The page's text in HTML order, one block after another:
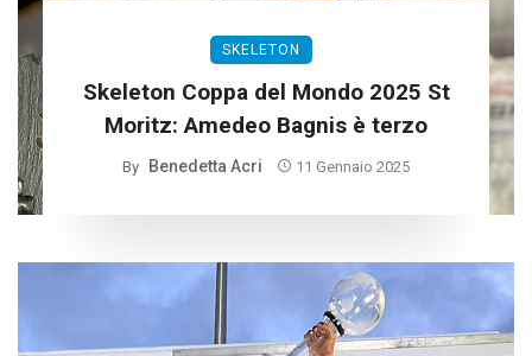
SKELETON
Skeleton Coppa del Mondo 2025 St
Moritz: Amedeo Bagnis è terzo
By Benedetta Acri 11 Gennaio 2025